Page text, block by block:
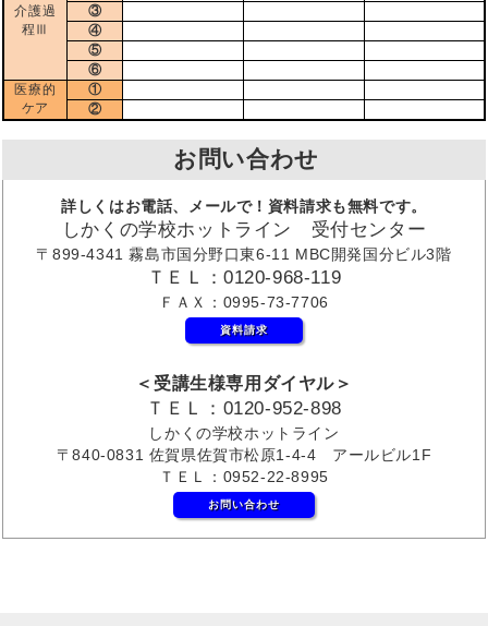
介護過
程Ⅲ
③
④
⑤
⑥
医療的
ケア
①
②
お問い合わせ
詳しくはお電話、メールで！資料請求も無料です。
しかくの学校ホットライン 受付センター
〒899-4341 霧島市国分野口東6-11 MBC開発国分ビル3階
ＴＥＬ：0120-968-119
ＦＡＸ：0995-73-7706
資料請求
＜受講生様専用ダイヤル＞
ＴＥＬ：0120-952-898
しかくの学校ホットライン
〒840-0831 佐賀県佐賀市松原1-4-4 アールビル1F
ＴＥＬ：0952-22-8995
お問い合わせ